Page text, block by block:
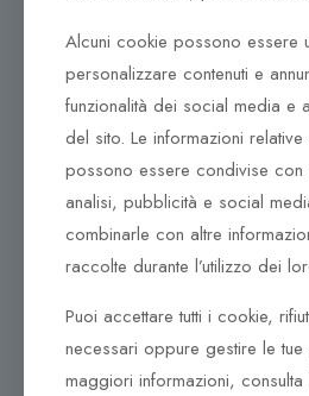
Dove ci puoi
Corso Italia,
Tel. +39 0932
97100
Corso Vittorio
Tel. +39 0933
Alcuni cookie possono essere
personalizzare contenuti e
funzionalità dei social media e
del sito. Le informazioni relative
possono essere condivise con
analisi, pubblicità e social
combinarle con altre
raccolte durante l’utilizzo dei
Puoi accettare tutti i cookie,
necessari oppure gestire le tue
maggiori informazioni,